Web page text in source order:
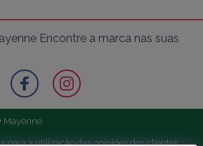
Encontre a marca nas suas
Mayenne
para a utilização das opiniões dos clientes